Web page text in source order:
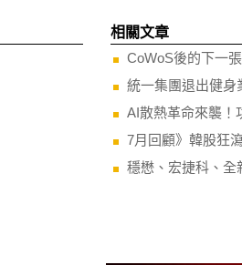
相關文章
CoWoS後的下一
統一集團退出健身
AI散熱革命來襲！
7月回顧》韓股狂
穩懋、宏捷科、全